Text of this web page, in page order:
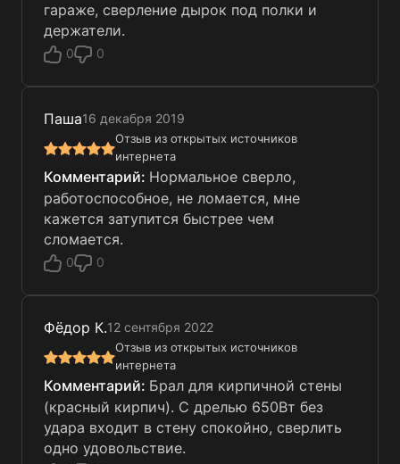
гараже, сверление дырок под полки и
держатели.
0 0
Паша16 декабря 2019
Отзыв из открытых источников
интернета
Нормальное сверло,
работоспособное, не ломается, мне
кажется затупится быстрее чем
сломается.
0 0
Фёдор К.12 сентября 2022
Отзыв из открытых источников
интернета
Брал для кирпичной стены
(красный кирпич). С дрелью 650Вт без
удара входит в стену спокойно, сверлить
одно удовольствие.